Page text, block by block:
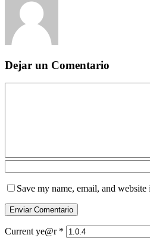
Dejar un Comentario
Save my name, email, and
Current ye@r *